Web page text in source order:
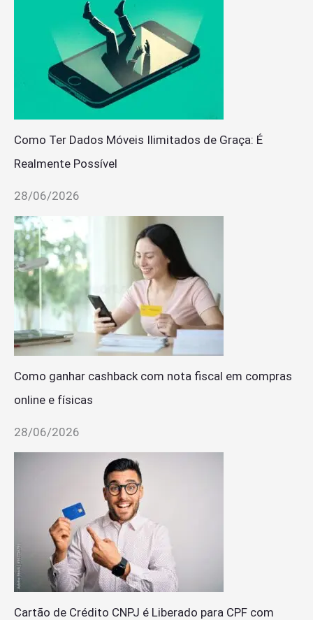
Como Ter Dados Móveis Ilimitados de Graça: É
Realmente Possível
28/06/2026
Como ganhar cashback com nota fiscal em compras
online e físicas
28/06/2026
Cartão de Crédito CNPJ é Liberado para CPF com